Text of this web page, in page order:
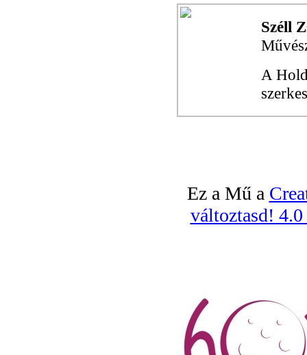
Széll
A
Ez a Mű a
változtasd!